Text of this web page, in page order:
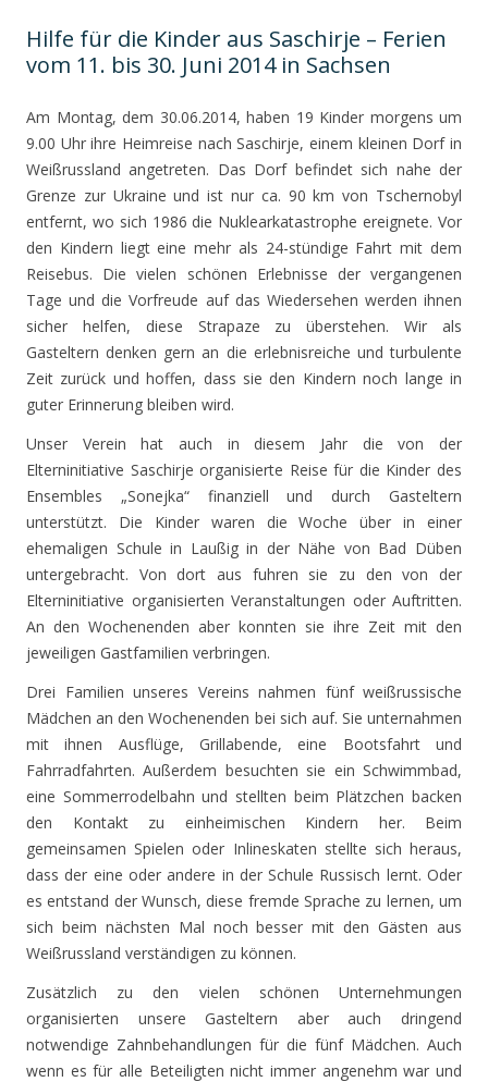
Hilfe für die Kinder aus Saschirje – Ferien
vom 11. bis 30. Juni 2014 in Sachsen
Am Montag, dem 30.06.2014, haben 19 Kinder morgens um
9.00 Uhr ihre Heimreise nach Saschirje, einem kleinen Dorf in
Weißrussland angetreten. Das Dorf befindet sich nahe der
Grenze zur Ukraine und ist nur ca. 90 km von Tschernobyl
entfernt, wo sich 1986 die Nuklearkatastrophe ereignete. Vor
den Kindern liegt eine mehr als 24-stündige Fahrt mit dem
Reisebus. Die vielen schönen Erlebnisse der vergangenen
Tage und die Vorfreude auf das Wiedersehen werden ihnen
sicher helfen, diese Strapaze zu überstehen. Wir als
Gasteltern denken gern an die erlebnisreiche und turbulente
Zeit zurück und hoffen, dass sie den Kindern noch lange in
guter Erinnerung bleiben wird.
Unser Verein hat auch in diesem Jahr die von der
Elterninitiative Saschirje organisierte Reise für die Kinder des
Ensembles „Sonejka“ finanziell und durch Gasteltern
unterstützt. Die Kinder waren die Woche über in einer
ehemaligen Schule in Laußig in der Nähe von Bad Düben
untergebracht. Von dort aus fuhren sie zu den von der
Elterninitiative organisierten Veranstaltungen oder Auftritten.
An den Wochenenden aber konnten sie ihre Zeit mit den
jeweiligen Gastfamilien verbringen.
Drei Familien unseres Vereins nahmen fünf weißrussische
Mädchen an den Wochenenden bei sich auf. Sie unternahmen
mit ihnen Ausflüge, Grillabende, eine Bootsfahrt und
Fahrradfahrten. Außerdem besuchten sie ein Schwimmbad,
eine Sommerrodelbahn und stellten beim Plätzchen backen
den Kontakt zu einheimischen Kindern her. Beim
gemeinsamen Spielen oder Inlineskaten stellte sich heraus,
dass der eine oder andere in der Schule Russisch lernt. Oder
es entstand der Wunsch, diese fremde Sprache zu lernen, um
sich beim nächsten Mal noch besser mit den Gästen aus
Weißrussland verständigen zu können.
Zusätzlich zu den vielen schönen Unternehmungen
organisierten unsere Gasteltern aber auch dringend
notwendige Zahnbehandlungen für die fünf Mädchen. Auch
wenn es für alle Beteiligten nicht immer angenehm war und